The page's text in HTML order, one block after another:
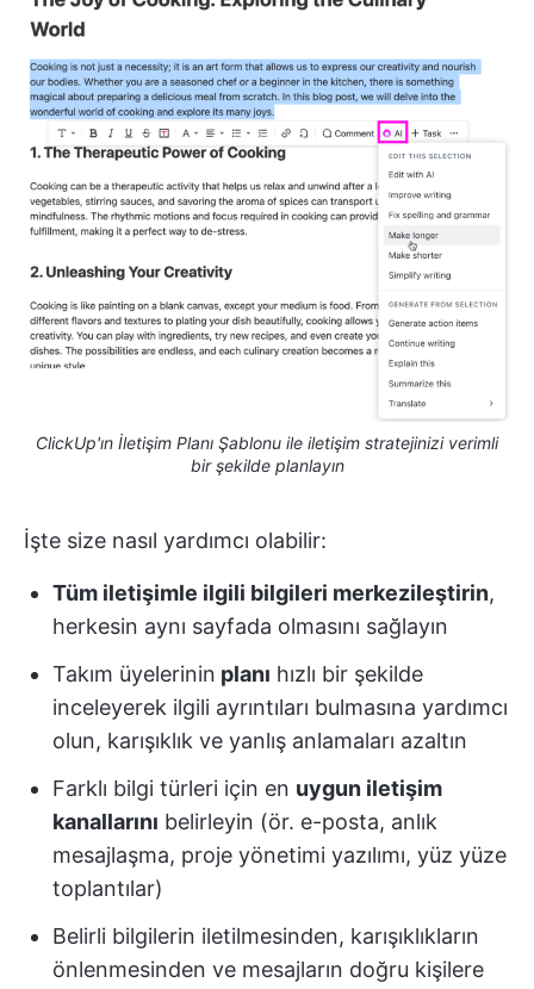
ClickUp'ın İletişim Planı Şablonu ile iletişim stratejinizi verimli
bir şekilde planlayın
İşte size nasıl yardımcı olabilir:
Tüm iletişimle ilgili bilgileri merkezileştirin,
herkesin aynı sayfada olmasını sağlayın
Takım üyelerinin planı hızlı bir şekilde
inceleyerek ilgili ayrıntıları bulmasına yardımcı
olun, karışıklık ve yanlış anlamaları azaltın
Farklı bilgi türleri için en uygun iletişim
kanallarını belirleyin (ör. e-posta, anlık
mesajlaşma, proje yönetimi yazılımı, yüz yüze
toplantılar)
Belirli bilgilerin iletilmesinden, karışıklıkların
önlenmesinden ve mesajların doğru kişilere